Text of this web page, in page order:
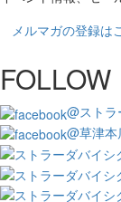
メルマガの登録は
FOLLOW
@スト
@草津本